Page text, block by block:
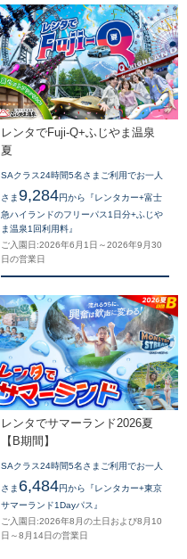
レンタでFuji-Q+ふじやま温泉
夏
SAクラス24時間5名さまご利用でお一人
さま9,284円から『レンタカー+富士
急ハイランドのフリーパス1日分+ふじや
ま温泉1回利用料』
ご入園日:2026年6月1日～2026年9月30
日の営業日
レンタでサマーランド2026夏
【B期間】
SAクラス24時間5名さまご利用でお一人
さま 6,484円から『レンタカー+東京
サマーランド1Dayパス』
ご入園日:2026年8月の土日および8月10
日～8月14日の営業日